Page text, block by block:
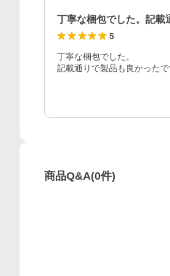
丁寧な梱包でした。記
5
丁寧な梱包でした。
記載通りで製品も良かったで
商品Q&A(0件)